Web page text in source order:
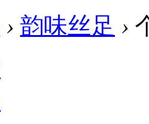
› 韵味丝足 ›